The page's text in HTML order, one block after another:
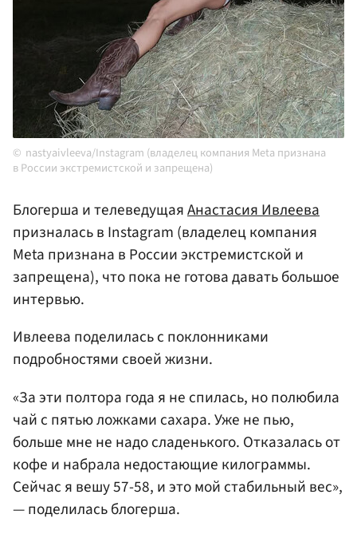
nastyaivleeva/Instagram (владелец компания Meta признана
в России экстремистской и запрещена)
Блогерша и телеведущаяАнастасия Ивлеева
призналась в Instagram (владелец компания
Meta признана в России экстремистской и
запрещена), что пока не готова давать большое
интервью.
Ивлеева поделилась с поклонниками
подробностями своей жизни.
«За эти полтора года я не спилась, но полюбила
чай с пятью ложками сахара. Уже не пью,
больше мне не надо сладенького. Отказалась от
кофе и набрала недостающие килограммы.
Сейчас я вешу 57-58, и это мой стабильный вес»,
— поделилась блогерша.